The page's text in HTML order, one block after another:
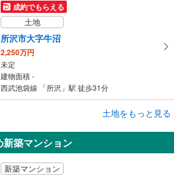
成約でもらえる
土地
所沢市大字牛沼
2,250万円
未定
建物面積 -
西武池袋線 「所沢」駅 徒歩31分
狭山市広瀬台1丁目
未定
土地をもっと見る
新築マンション
新築マンション